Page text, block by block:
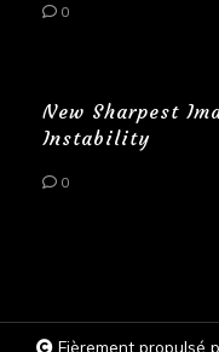
0
New Sharpest
Instability
0
Fièrement propulsé